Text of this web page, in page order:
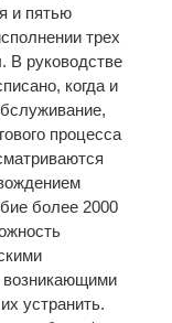
и пятью
трех
В руководстве
когда и
процесса
более 2000
возникающими
устранить.